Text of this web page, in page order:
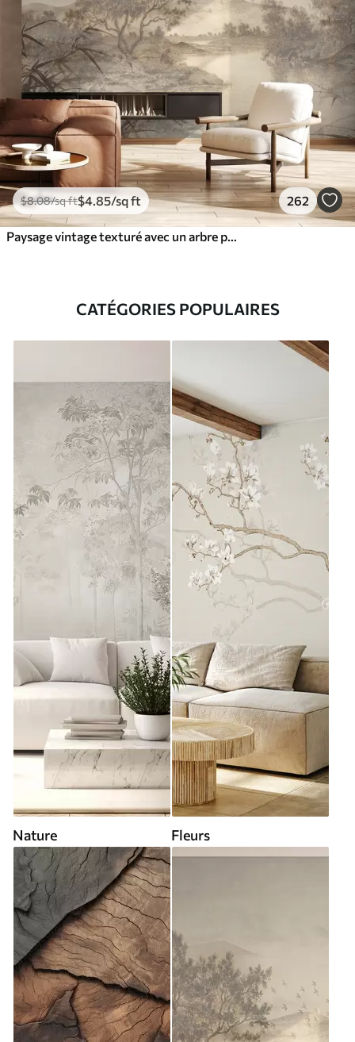
$8.08/sq ft$4 .85/sq ft 262
CATÉGORIES POPULAIRES
Nature Fleurs